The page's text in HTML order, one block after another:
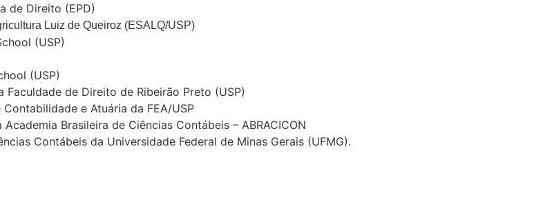
de Direito (EPD)
Luiz de Queiroz (ESALQ/USP)
(USP)
(USP)
de Direito de Ribeirão Preto (USP)
e Atuária da FEA/USP
Brasileira de Ciências Contábeis – ABRACICON
Contábeis da Universidade Federal de Minas Gerais (UFMG).